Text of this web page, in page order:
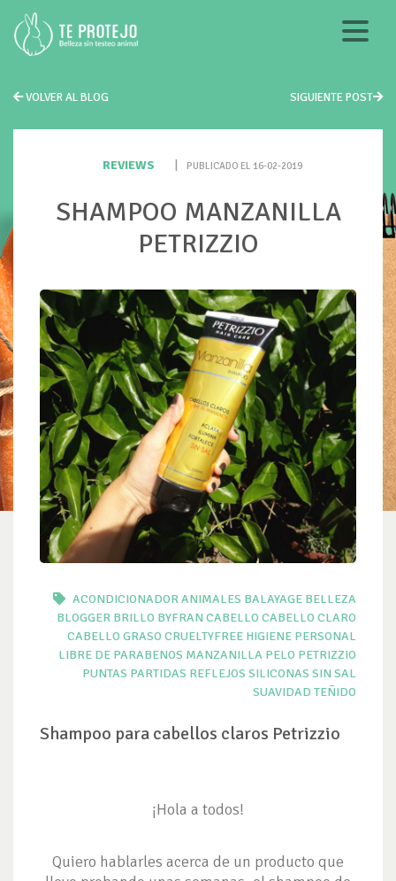
VOLVER AL BLOG SIGUIENTE POST
REVIEWS PUBLICADO EL 16-02-2019
SHAMPOO MANZANILLA
PETRIZZIO
ACONDICIONADORANIMALES BALAYAGE BELLEZA
BLOGGER BRILLO BYFRAN CABELLO CABELLO CLARO
CABELLO GRASO CRUELTYFREE HIGIENE PERSONAL
LIBRE DE PARABENOS MANZANILLA PELO PETRIZZIO
PUNTAS PARTIDAS REFLEJOS SILICONAS SIN SAL
SUAVIDAD TEÑIDO
Shampoo para cabellos claros Petrizzio
¡Hola a todos!
Quiero hablarles acerca de un producto que